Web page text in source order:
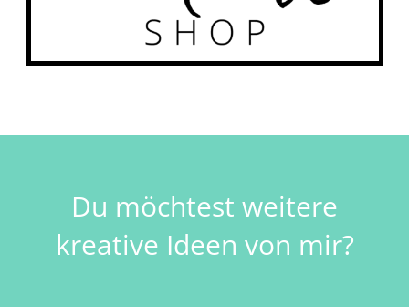
Du möchtest weitere
kreative Ideen von mir?